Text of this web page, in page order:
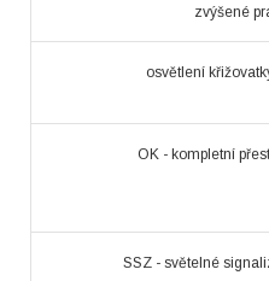
zvýšené
osvětlení
OK - kompletní
SSZ - světelné